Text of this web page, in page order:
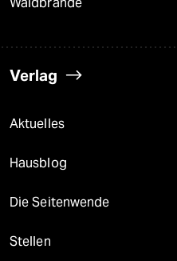
Waldbrände
Verlag
Aktuelles
Hausblog
Die Seitenwende
Stellen